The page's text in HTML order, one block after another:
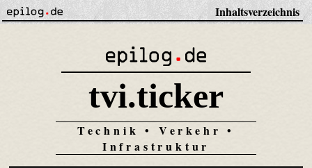
Inhaltsverzeichnis
tvi.ticker
Technik • Verkehr •
Infrastruktur